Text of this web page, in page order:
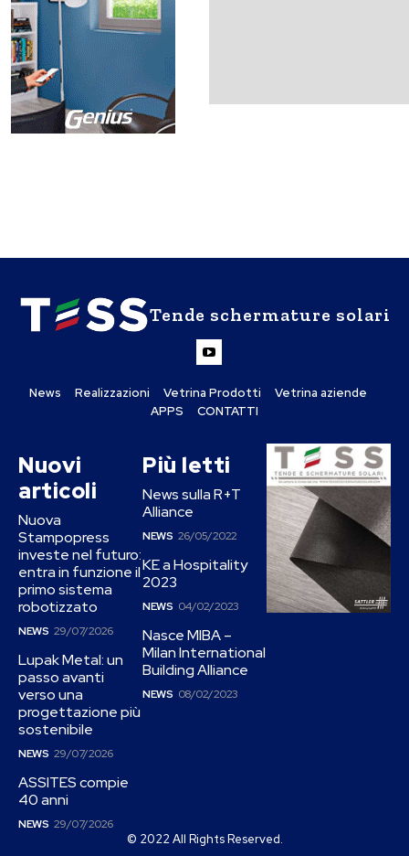
Tende schermature solari
News Realizzazioni Vetrina Prodotti
Vetrina aziende
APPS
CONTATTI
Nuovi
articoli
Nuova
Stampopress
investe nel futuro:
entra in funzione il
primo sistema
robotizzato
NEWS 29/07/2026
Lupak Metal: un
passo avanti
verso una
progettazione più
sostenibile
NEWS 29/07/2026
ASSITES compie
40 anni
NEWS 29/07/2026
Più letti
News sulla R+T
Alliance
NEWS 26/05/2022
KE a Hospitality
2023
NEWS 04/02/2023
Nasce MIBA –
Milan International
Building Alliance
NEWS 08/02/2023
© 2022 All Rights Reserved.